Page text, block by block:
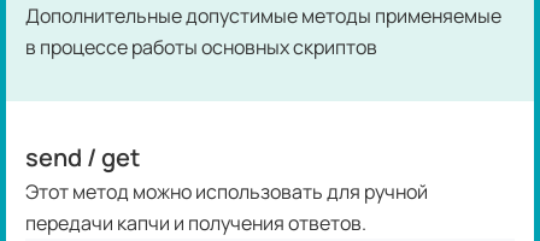
Дополнительные допустимые методы применяемые
в процессе работы основных скриптов
send / get
Этот метод можно использовать для ручной
передачи капчи и получения ответов.